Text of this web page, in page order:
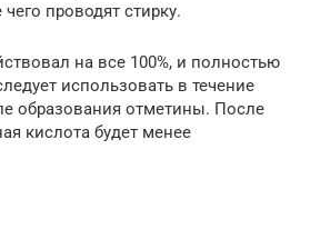
проводят стирку.
на все 100%, и полностью
использовать в течение
образования отметины. После
кислота будет менее